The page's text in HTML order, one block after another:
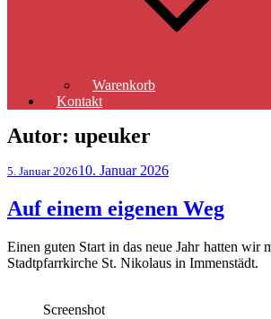
Warenkorb
Kontakt
Autor: upeuker
Veröffentlicht
5. Januar 202610. Januar 2026
Auf einem eigenen Weg
Einen guten Start in das neue Jahr hatten wir
Stadtpfarrkirche St. Nikolaus in Immenstädt.
Screenshot